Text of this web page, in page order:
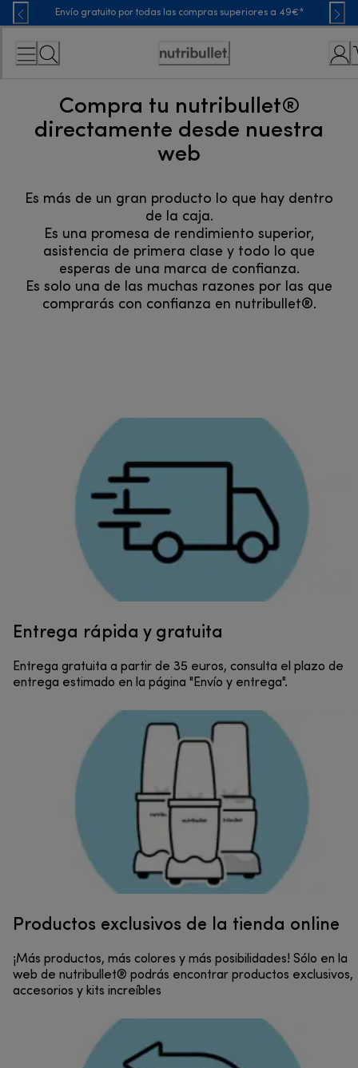
Skip
to
Content
Envío gratuito por todas las compras superiores a 49€*
Accessibility
Compra tu nutribullet®
directamente desde nuestra
web
Es más de un gran producto lo que hay dentro
de la caja.
Es una promesa de rendimiento superior,
asistencia de primera clase y todo lo que
esperas de una marca de confianza.
Es solo una de las muchas razones por las que
comprarás con confianza en nutribullet®.
Entrega rápida y gratuita
Entrega gratuita a partir de 35 euros, consulta el plazo de
entrega estimado en la página "Envío y entrega".
Productos exclusivos de la tienda online
¡Más productos, más colores y más posibilidades! Sólo en la
web de nutribullet® podrás encontrar productos exclusivos,
accesorios y kits increíbles